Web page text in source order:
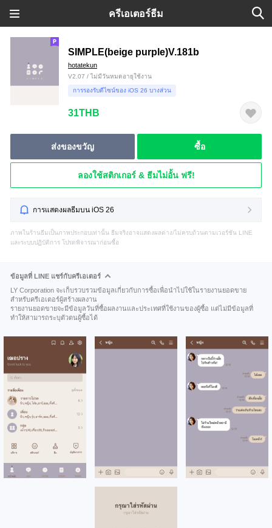
ครีเอเตอร์ธีม
SIMPLE(beige purple)V.181b
hotatekun
V2.07 / ไม่มีวันหมดอายุใช้งาน
การรองรับดีไซน์ของ iOS 26 บางส่วน
31THB
ส่งของขวัญ ซื้อ
ลองใช้สติกเกอร์ & ธีมไม่อั้น ฟรี!
การแสดงผลธีมบน iOS 26
ภาพในร้านธีมเป็นภาพประกอบเท่านั้น ธีมจริงอาจแสดงผลต่าง/ไม่ครบถ้วนตามเวอร์ชัน LINE
และระบบปฏิบัติการ โปรดพิจารณาก่อนซื้อ
ข้อมูลที่ LINE แชร์กับครีเอเตอร์
LY Corporation จะเก็บรวบรวมข้อมูลเกี่ยวกับการซื้อเพื่อนำไปใช้ในรายงานยอดขาย
สำหรับครีเอเตอร์ผู้สร้างผลงาน
รายงานยอดขายจะมีข้อมูลวันที่ซื้อผลงานและประเทศที่ใช้งานของผู้ซื้อ แต่ไม่มีข้อมูลที่
ทำให้สามารถระบุตัวตนผู้ซื้อได้